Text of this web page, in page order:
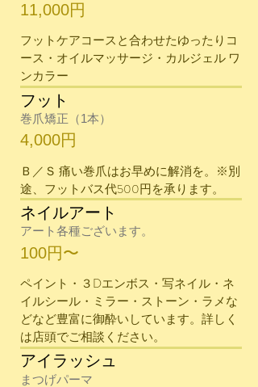
11,000円
フットケアコースと合わせたゆったりコ
ース・オイルマッサージ・カルジェル ワ
ンカラー
フット
巻爪矯正（1本）
4,000円
Ｂ／Ｓ 痛い巻爪はお早めに解消を。※別
途、フットバス代500円を承ります。
ネイルアート
アート各種ございます。
100円〜
​ペイント・３Dエンボス・写ネイル・ネ
イルシール・ミラー・ストーン・ラメな
どなど豊富に御酔いしています。詳しく
は店頭でご相談ください。
アイラッシュ
まつげパーマ